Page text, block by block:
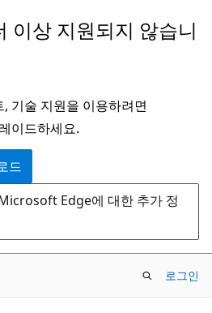
이상 지원되지 않습니
기술 지원을 이용하려면
이드하세요.
드
Edge에 대한 추가 정
로그인